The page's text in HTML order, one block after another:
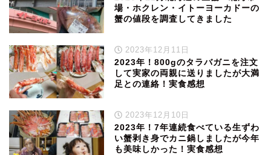
場・ホクレン・イトーヨーカドーの
蟹の値段を調査してきました
2023年12月11日
2023年！800gのタラバガニを注文
して実家の両親に送りましたが大満
足との連絡！実食感想
2023年12月10日
2023年！7年連続食べている生ずわ
い蟹剥き身でカニ鍋しましたが今年
も美味しかった！実食感想